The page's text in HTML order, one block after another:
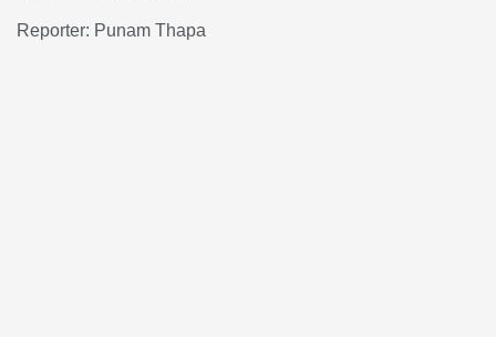
Reporter: Punam Thapa